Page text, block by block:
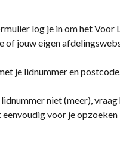
log je in om het Voor
of jouw eigen
je lidnummer en
niet (meer),
eenvoudig voor je